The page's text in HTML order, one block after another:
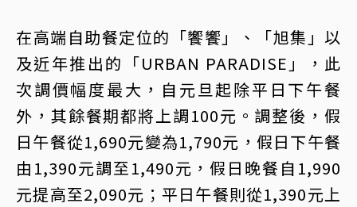
在高端自助餐定位的「饗饗」、「旭集」以
及近年推出的「URBAN PARADISE」，此
次調價幅度最大，自元旦起除平日下午餐
外，其餘餐期都將上調100元。調整後，假
日午餐從1,690元變為1,790元，假日下午餐
由1,390元調至1,490元，假日晚餐自1,990
元提高至2,090元；平日午餐則從1,390元上